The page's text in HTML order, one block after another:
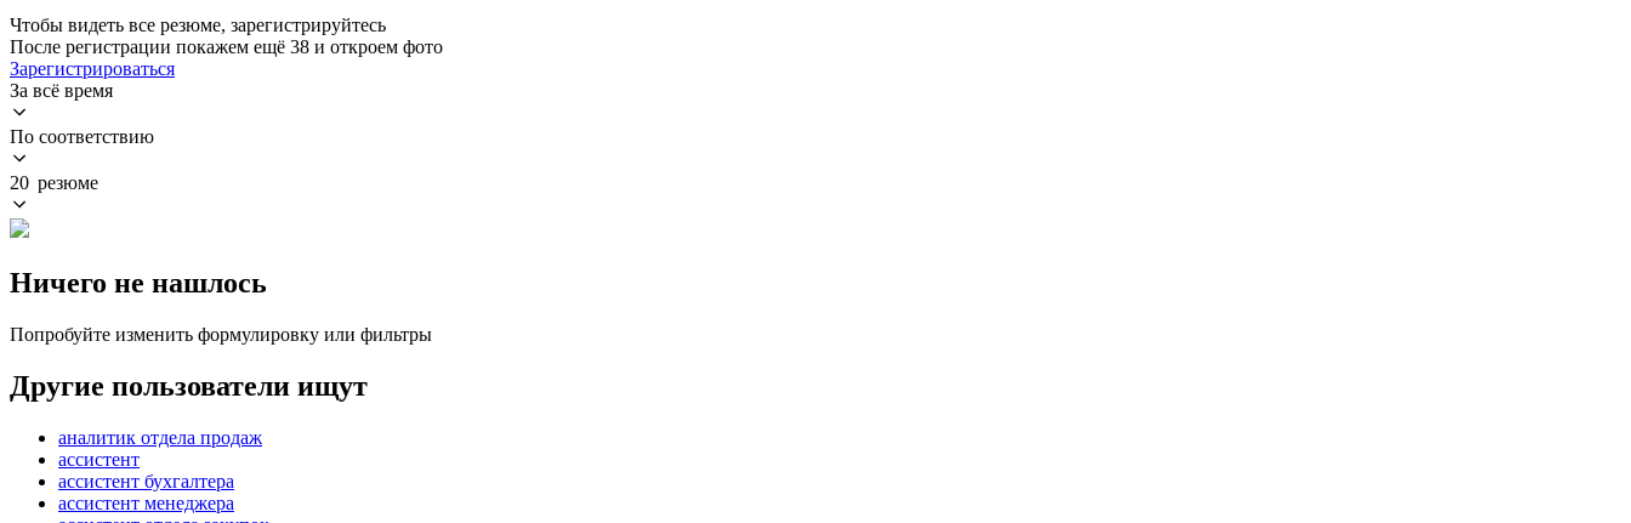
Чтобы видеть все резюме, зарегистрируйтесь
После регистрации покажем ещё 38 и откроем фото
Зарегистрироваться
За всё время
По соответствию
20 резюме
Ничего не нашлось
Попробуйте изменить формулировку или фильтры
Другие пользователи ищут
аналитик отдела продаж
ассистент
ассистент бухгалтера
ассистент менеджера